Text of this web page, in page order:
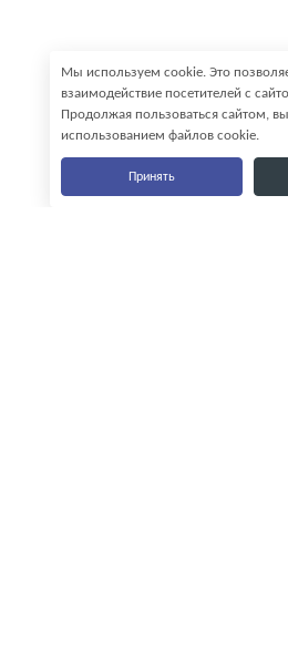
Мы используем cookie. Это
взаимодействие посетителей с
Продолжая пользоваться сайтом, вы
использованием файлов cookie.
Принять